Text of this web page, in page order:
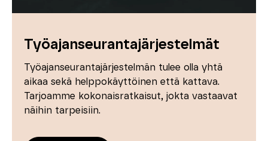
Työajanseurantajärjestelmät
Työajanseurantajärjestelmän tulee olla yhtä
aikaa sekä helppokäyttöinen että kattava.
Tarjoamme kokonaisratkaisut, jokta vastaavat
näihin tarpeisiin.